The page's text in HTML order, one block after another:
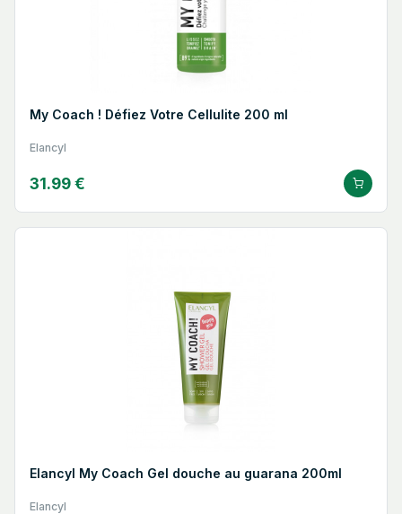
My Coach ! Défiez Votre Cellulite 200 ml
Elancyl
31.99 €
Elancyl My Coach Gel douche au guarana 200ml
Elancyl